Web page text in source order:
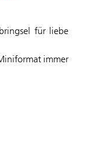
für liebe
immer